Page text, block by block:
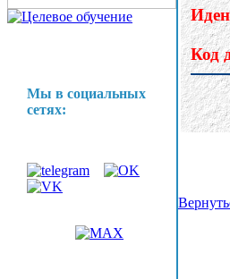
Мы в социальных
сетях: